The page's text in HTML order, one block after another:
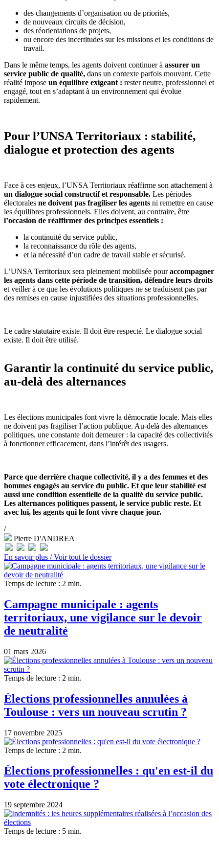
des changements d’organisation ou de priorités,
de nouveaux circuits de décision,
des réorientations de projets,
ou encore des incertitudes sur les missions et les conditions de
travail.
Dans le même temps, les agents doivent continuer à assurer un
service public de qualité, dans un contexte parfois mouvant. Cette
réalité impose un équilibre exigeant : rester neutre, professionnel et
engagé, tout en s’adaptant à un environnement qui évolue
rapidement.
Pour l’UNSA Territoriaux : stabilité,
dialogue et protection des agents
Face à ces enjeux, l’UNSA Territoriaux réaffirme son attachement à
un dialogue social constructif et responsable. Les périodes
électorales ne doivent pas fragiliser les agents ni remettre en cause
les équilibres professionnels. Elles doivent, au contraire, être
l’occasion de réaffirmer des principes essentiels :
la continuité du service public,
la reconnaissance du rôle des agents,
et la nécessité d’un cadre de travail stable et sécurisé.
L’UNSA Territoriaux sera pleinement mobilisée pouraccompagner
les agents dans cette période de transition, défendre leurs droits
et veiller à ce que les évolutions politiques ne se traduisent pas par
des remises en cause injustifiées des situations professionnelles.
Le cadre statutaire existe. Il doit être respecté. Le dialogue social
existe. Il doit être utilisé.
Garantir la continuité du service public,
au-delà des alternances
Les élections municipales font vivre la démocratie locale. Mais elles
ne doivent pas fragiliser l’action publique. Au-delà des alternances
politiques, une constante doit demeurer : la capacité des collectivités
à fonctionner efficacement, dans l’intérêt des usagers.
Parce que derrière chaque collectivité, il y a des femmes et des
hommes engagés au service du public. Et que leur stabilité est
aussi une condition essentielle de la qualité du service public.
Les alternances politiques passent, le service public reste. Et
avec lui, les agents qui le font vivre chaque jour.
/
Pierre D'ANDREA
En savoir plus /Voir tout le dossier
Temps de lecture : 2 min.
Campagne municipale : agents
territoriaux, une vigilance sur le devoir
de neutralité
01 mars 2026
Temps de lecture : 2 min.
Élections professionnelles annulées à
Toulouse : vers un nouveau scrutin ?
17 novembre 2025
Temps de lecture : 2 min.
Élections professionnelles : qu'en est-il du
vote électronique ?
19 septembre 2024
Temps de lecture : 5 min.